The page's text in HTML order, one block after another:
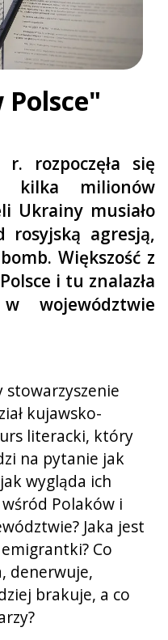
Polsce"
rozpoczęła się
kilka milionów
Ukrainy musiało
rosyjską agresją,
Większość z
i tu znalazła
województwie
kujawsko-
literacki, który
na pytanie jak
wygląda ich
wśród Polaków i
Jaka jest
Co
denerwuje,
brakuje, a co